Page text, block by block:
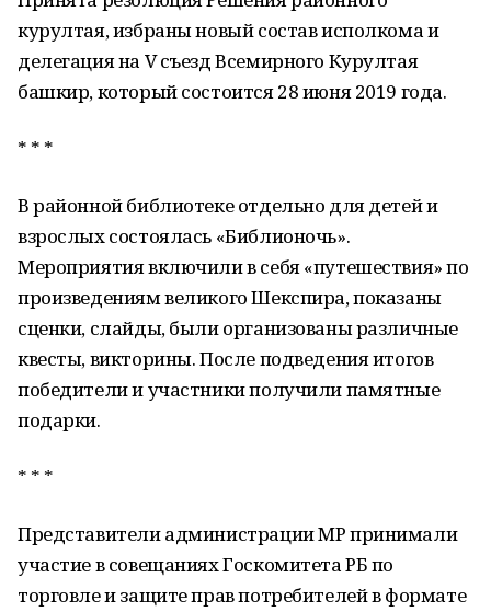
курултая, избраны новый состав исполкома и
делегация на V съезд Всемирного Курултая
башкир, который состоится 28 июня 2019 года.
* * *
В районной библиотеке отдельно для детей и
взрослых состоялась «Библионочь».
Мероприятия включили в себя «путешествия» по
произведениям великого Шекспира, показаны
сценки, слайды, были организованы различные
квесты, викторины. После подведения итогов
победители и участники получили памятные
подарки.
* * *
Представители администрации МР принимали
участие в совещаниях Госкомитета РБ по
торговле и защите прав потребителей в формате